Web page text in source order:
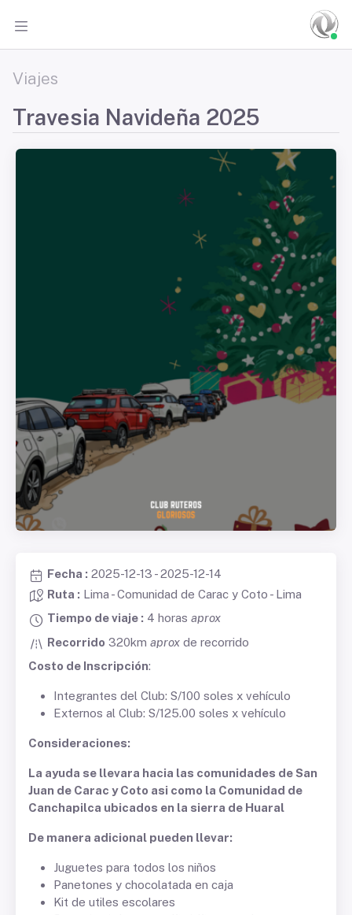
Viajes
Travesia Navideña 2025
Fecha : 2025-12-13 - 2025-12-14
Ruta : Lima - Comunidad de Carac y Coto - Lima
Tiempo de viaje : 4 horas aprox
Recorrido 320km aprox de recorrido
Costo de Inscripción:
Integrantes del Club: S/100 soles x vehículo
Externos al Club: S/125.00 soles x vehículo
Consideraciones:
La ayuda se llevara hacia las comunidades de San
Juan de Carac y Coto asi como la Comunidad de
Canchapilca ubicados en la sierra de Huaral
De manera adicional pueden llevar:
Juguetes para todos los niños
Panetones y chocolatada en caja
Kit de utiles escolares